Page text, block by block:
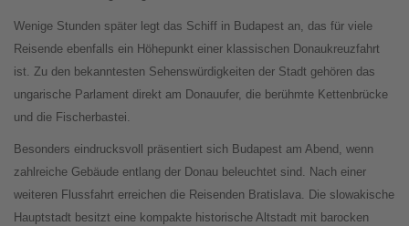
Wenige Stunden später legt das Schiff in Budapest an, das für viele
Reisende ebenfalls ein Höhepunkt einer klassischen Donaukreuzfahrt
ist. Zu den bekanntesten Sehenswürdigkeiten der Stadt gehören das
ungarische Parlament direkt am Donauufer, die berühmte Kettenbrücke
und die Fischerbastei.
Besonders eindrucksvoll präsentiert sich Budapest am Abend, wenn
zahlreiche Gebäude entlang der Donau beleuchtet sind. Nach einer
weiteren Flussfahrt erreichen die Reisenden Bratislava. Die slowakische
Hauptstadt besitzt eine kompakte historische Altstadt mit barocken